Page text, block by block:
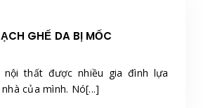
GHẾ DA BỊ MỐC
nội thất được nhiều gia đình lựa
của mình. Nó[...]